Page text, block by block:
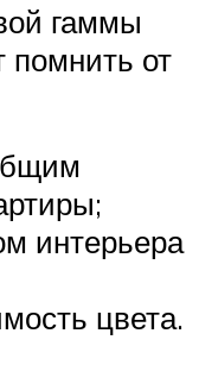
гаммы
помнить от
интерьера
цвета.